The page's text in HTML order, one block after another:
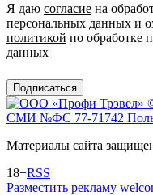
Я даю согласие на
персональных данных и
политикой по обработке
данных
Подписаться
СМИ №ФС 77-71742
Материалы сайта
18+RSS
Разместить рекламу